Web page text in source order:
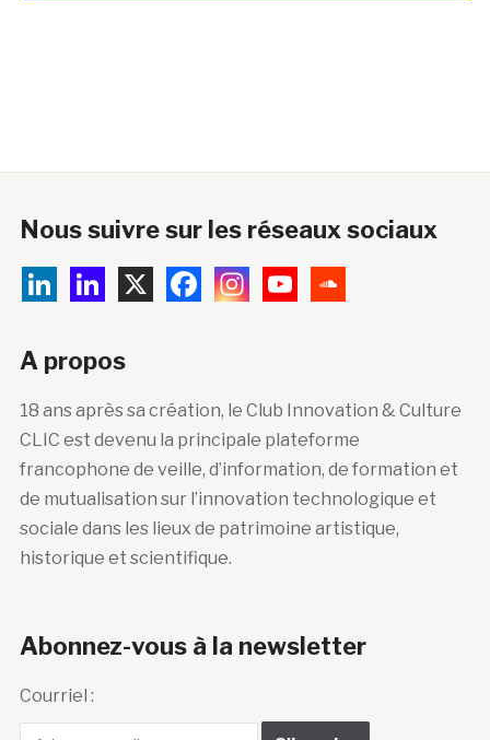
Nous suivre sur les réseaux sociaux
A propos
18 ans après sa création, le Club Innovation & Culture
CLIC est devenu la principale plateforme
francophone de veille, d’information, de formation et
de mutualisation sur l’innovation technologique et
sociale dans les lieux de patrimoine artistique,
historique et scientifique.
Abonnez-vous à la newsletter
Courriel :